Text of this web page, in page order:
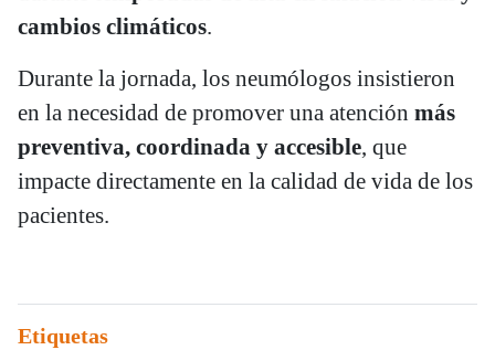
cambios climáticos.
Durante la jornada, los neumólogos insistieron
en la necesidad de promover una atención más
preventiva, coordinada y accesible, que
impacte directamente en la calidad de vida de los
pacientes.
Etiquetas